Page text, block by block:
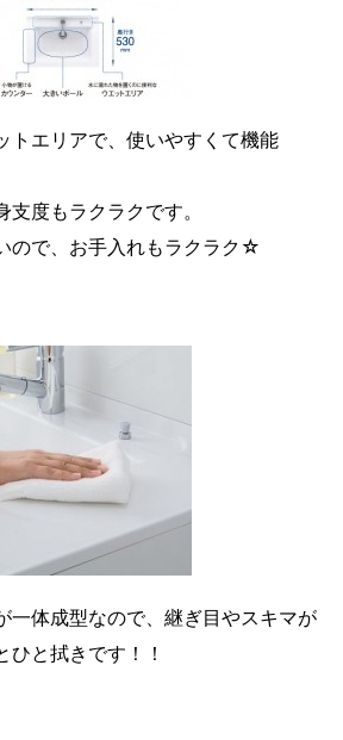
トエリアで、使いやすくて機能
度もラクラクです。
ので、お手入れもラクラク☆
一体成型なので、継ぎ目やスキマが
ひと拭きです！！